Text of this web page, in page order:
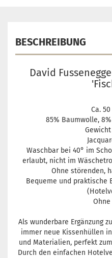
BESCHREIBUNG
David
Ca.
85% Baumwolle,
Waschbar bei 40° im
erlaubt, nicht im
Ohne störenden,
Bequeme und praktische
Ohne
Als wunderbare Ergänzung
immer neue Kissenhüllen
und Materialien, perfekt
Durch den einfachen